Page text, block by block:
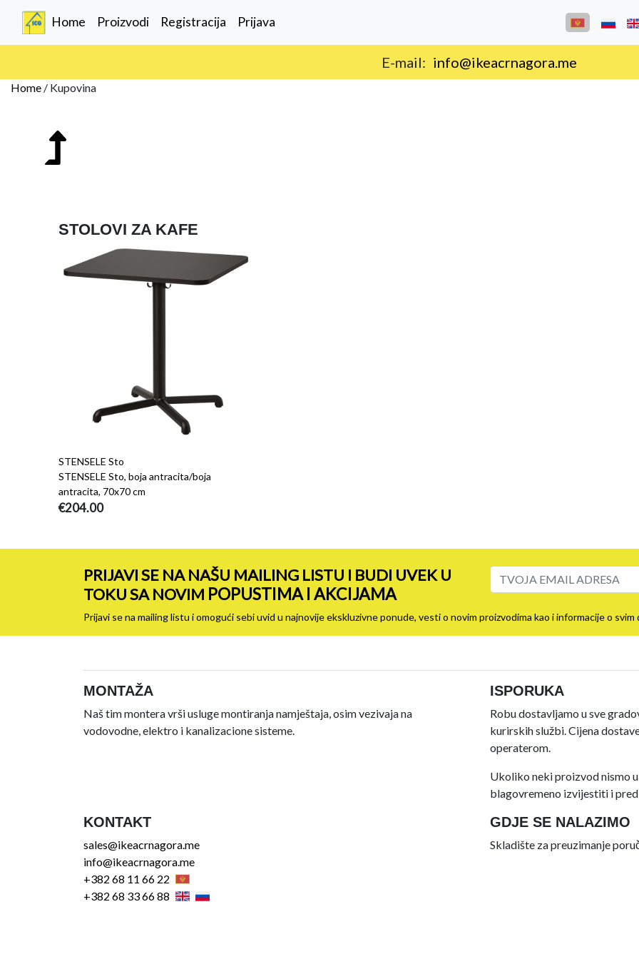
Home (current)
Proizvodi Registracija Prijava
E-mail: info@ikeacrnagora.me
Home / Kupovina
STOLOVI ZA KAFE
STENSELE Sto
STENSELE Sto, boja antracita/boja
antracita, 70x70 cm
€204.00
PRIJAVI SE NA NAŠU MAILING LISTU I BUDI UVEK U
TOKU SA NOVIM POPUSTIMA I AKCIJAMA
Prijavi se na mailing listu i omogući sebi uvid u najnovije ekskluzivne ponude, vesti o novim proizvodima kao i informacije o svim
MONTAŽA
Naš tim montera vrši usluge montiranja namještaja, osim vezivaja na
vodovodne, elektro i kanalizacione sisteme.
ISPORUKA
Robu dostavljamo u sve
kurirskih službi. Cijena
operaterom.
Ukoliko neki proizvod nismo
blagovremeno izvijestiti i
KONTAKT
sales@ikeacrnagora.me
info@ikeacrnagora.me
+382 68 11 66 22
+382 68 33 66 88
GDJE SE NALAZIMO
Skladište za preuzimanje